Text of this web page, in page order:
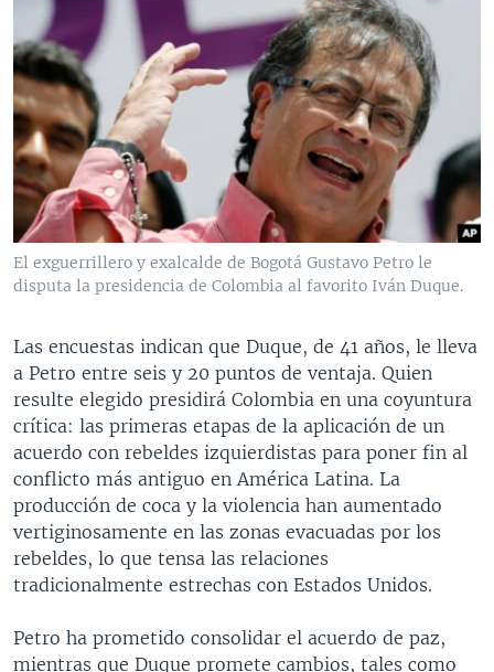
El exguerrillero y exalcalde de Bogotá Gustavo Petro le
disputa la presidencia de Colombia al favorito Iván Duque.
Las encuestas indican que Duque, de 41 años, le lleva
a Petro entre seis y 20 puntos de ventaja. Quien
resulte elegido presidirá Colombia en una coyuntura
crítica: las primeras etapas de la aplicación de un
acuerdo con rebeldes izquierdistas para poner fin al
conflicto más antiguo en América Latina. La
producción de coca y la violencia han aumentado
vertiginosamente en las zonas evacuadas por los
rebeldes, lo que tensa las relaciones
tradicionalmente estrechas con Estados Unidos.
Petro ha prometido consolidar el acuerdo de paz,
mientras que Duque promete cambios, tales como